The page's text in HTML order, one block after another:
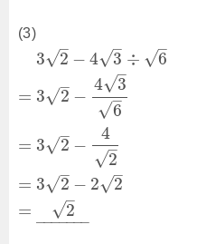
(3)
3 2
–
√ − 4 3
–
√ ÷ 6
–
√
= 3 2
–
√ −
4 3
–
√
6
–
√
= 3 2
–
√ −
4
2
–
√
= 3 2
–
√ − 2 2
–
√
=
2
–
√
– –
–––––